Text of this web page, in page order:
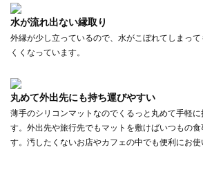
水が流れ出ない縁取り
外縁が少し立っているので、水がこぼれてしまっ
くくなっています。
丸めて外出先にも持ち運びやすい
薄手のシリコンマットなのでくるっと丸めて手軽に
す。外出先や旅行先でもマットを敷けばいつもの
す。汚したくないお店やカフェの中でも便利にお使